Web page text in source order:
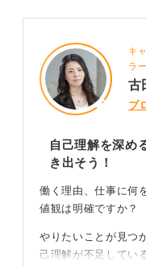
キ
ラー
古
プ
自己理解を深め
き出そう！
働く理由、仕事に何
値観は明確ですか？
やりたいことが見つ
己理解が不足してい